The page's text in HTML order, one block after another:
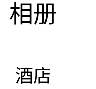
相册
酒店